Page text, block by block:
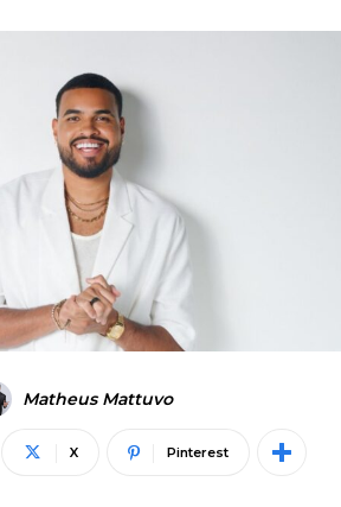
Matheus Mattuvo
X Pinterest